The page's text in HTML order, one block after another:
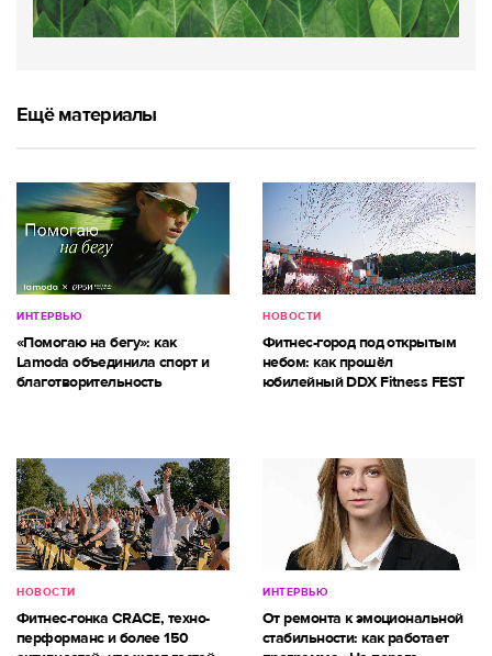
Ещё материалы
ИНТЕРВЬЮ
«Помогаю на бегу»: как
Lamoda объединила спорт и
благотворительность
НОВОСТИ
Фитнес-город под открытым
небом: как прошёл
юбилейный DDX Fitness FEST
НОВОСТИ
Фитнес-гонка CRACE, техно-
перформанс и более 150
ИНТЕРВЬЮ
От ремонта к эмоциональной
стабильности: как работает